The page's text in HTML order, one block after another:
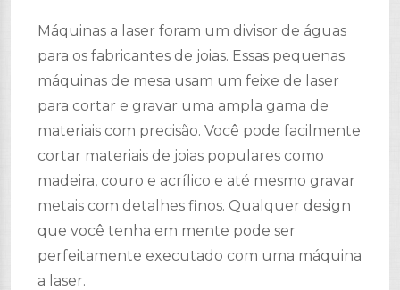
Máquinas a laser foram um divisor de águas
para os fabricantes de joias. Essas pequenas
máquinas de mesa usam um feixe de laser
para cortar e gravar uma ampla gama de
materiais com precisão. Você pode facilmente
cortar materiais de joias populares como
madeira, couro e acrílico e até mesmo gravar
metais com detalhes finos. Qualquer design
que você tenha em mente pode ser
perfeitamente executado com uma máquina
a laser.